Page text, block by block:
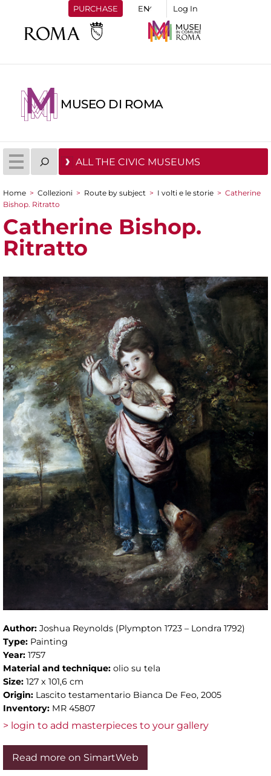
PURCHASE Log In
MUSEO DI ROMA
ALL THE CIVIC MUSEUMS
You are here
Home > Collezioni > Route by subject > I volti e le storie > Catherine
Bishop. Ritratto
Catherine Bishop.
Ritratto
Author: Joshua Reynolds (Plympton 1723 – Londra 1792)
Type: Painting
Year: 1757
Material and technique: olio su tela
Size: 127 x 101,6 cm
Origin: Lascito testamentario Bianca De Feo, 2005
Inventory: MR 45807
> login to add masterpieces to your gallery
Read more on SimartWeb